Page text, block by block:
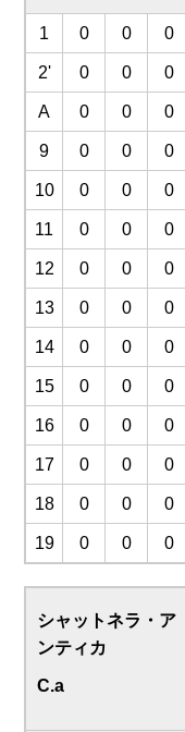
1 0 0 0
2' 0 0 0
A 0 0 0
9 0 0 0
10 0 0 0
11 0 0 0
12 0 0 0
13 0 0 0
14 0 0 0
15 0 0 0
16 0 0 0
17 0 0 0
18 0 0 0
19 0 0 0
シャットネラ・ア
ンティカ
C.a